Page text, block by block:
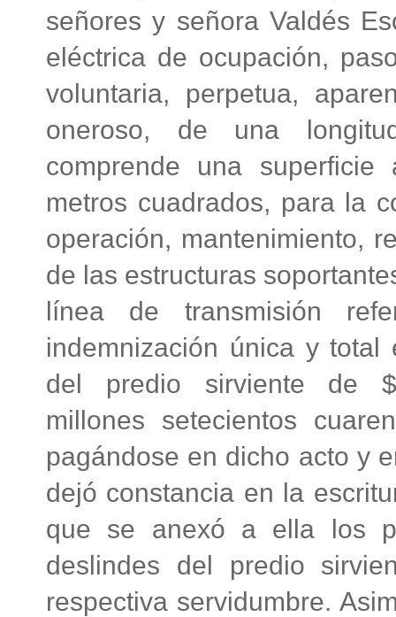
señores y señora Valdés
eléctrica de ocupación,
voluntaria, perpetua,
oneroso, de una
comprende una superficie
metros cuadrados, para la
operación, mantenimiento,
de las estructuras
línea de transmisión
indemnización única y
del predio sirviente de
millones setecientos
pagándose en dicho acto y
dejó constancia en la
que se anexó a ella los
deslindes del predio
respectiva servidumbre.